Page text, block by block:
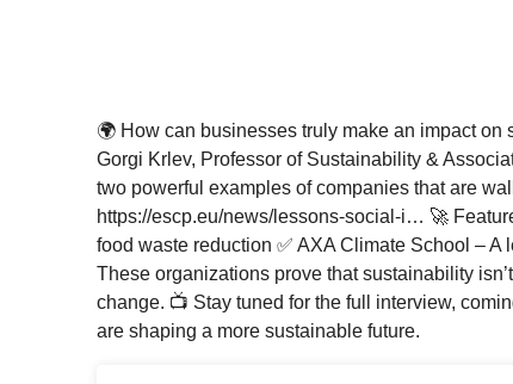
🌍 How can businesses truly make an impact
Gorgi Krlev, Professor of Sustainability &
two powerful examples of companies that are
https://escp.eu/news/lessons-social-i… 🚀
food waste reduction ✅ AXA Climate School –
These organizations prove that sustainability
change. 📺 Stay tuned for the full interview,
are shaping a more sustainable future.